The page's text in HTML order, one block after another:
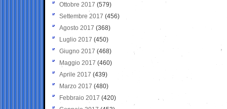
Ottobre 2017 (579)
Settembre 2017 (456)
Agosto 2017 (368)
Luglio 2017 (450)
Giugno 2017 (468)
Maggio 2017 (460)
Aprile 2017 (439)
Marzo 2017 (480)
Febbraio 2017 (420)